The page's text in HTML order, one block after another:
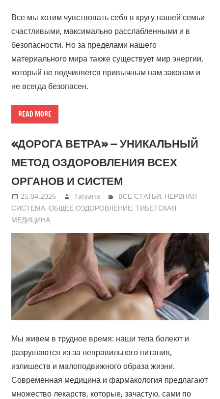
Все мы хотим чувствовать себя в кругу нашей семьи
счастливыми, максимально расслабленными и в
безопасности. Но за пределами нашего
материального мира также существует мир энергии,
который не подчиняется привычным нам законам и
не всегда безопасен.
READ MORE
«ДОРОГА ВЕТРА» — УНИКАЛЬНЫЙ
МЕТОД ОЗДОРОВЛЕНИЯ ВСЕХ
ОРГАНОВ И СИСТЕМ
25.04.2026 Tatyana ВСЕ СТАТЬИ, НЕРВНАЯ
СИСТЕМА, ОБЩЕЕ ОЗДОРОВЛЕНИЕ, ТИБЕТСКАЯ
МЕДИЦИНА
Мы живем в трудное время: наши тела болеют и
разрушаются из-за неправильного питания,
излишеств и малоподвижного образа жизни.
Современная медицина и фармакология предлагают
множество лекарств, которые, зачастую, сами по